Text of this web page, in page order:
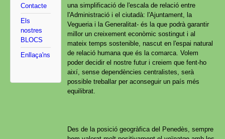
Contacte
Els
nostres
BLOCS
Enllaça'ns
una simplificació de l'escala de relació entre
l'Administració i el ciutadà: l'Ajuntament, la
Vegueria i la Generalitat- és la que podrà garantir
millor un creixement econòmic sostingut i al
mateix temps sostenible, nascut en l'espai natural
de relació humana que és la comarca. Volem
poder decidir el nostre futur i creiem que fent-ho
així, sense dependències centralistes, serà
possible treballar per aconseguir un país més
equilibrat.
Des de la posició geogràfica del Penedès, sempre